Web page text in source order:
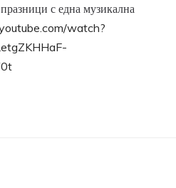
с една музикална
watch?